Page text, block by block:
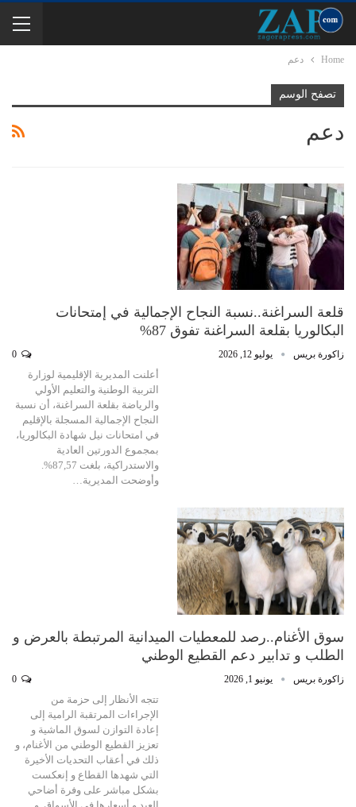
Home دعم
تصفح الوسم
دعم
قلعة السراغنة..نسبة النجاح الإجمالية في إمتحانات
البكالوريا بقلعة السراغنة تفوق 87%
زاكورة بريس يوليو 12, 2026
أعلنت المديرية الإقليمية لوزارة
التربية الوطنية والتعليم الأولي
والرياضة بقلعة السراغنة، أن نسبة
النجاح الإجمالية المسجلة بالإقليم
في امتحانات نيل شهادة البكالوريا،
بمجموع الدورتين العادية
والاستدراكية، بلغت 87,57%.
وأوضحت المديرية…
سوق الأغنام..رصد للمعطيات الميدانية المرتبطة بالعرض و
الطلب و تدابير دعم القطيع الوطني
زاكورة بريس يونيو 1, 2026
تتجه الأنظار إلى حزمة من
الإجراءات المرتقبة الرامية إلى
إعادة التوازن لسوق الماشية و
تعزيز القطيع الوطني من الأغنام، و
ذلك في أعقاب التحديات الأخيرة
التي شهدها القطاع و إنعكست
بشكل مباشر على وفرة أضاحي